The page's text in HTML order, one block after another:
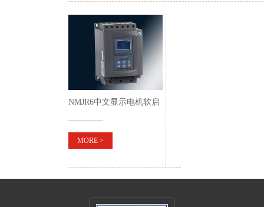
NMJR6中文显示电机软启
动器
MORE >